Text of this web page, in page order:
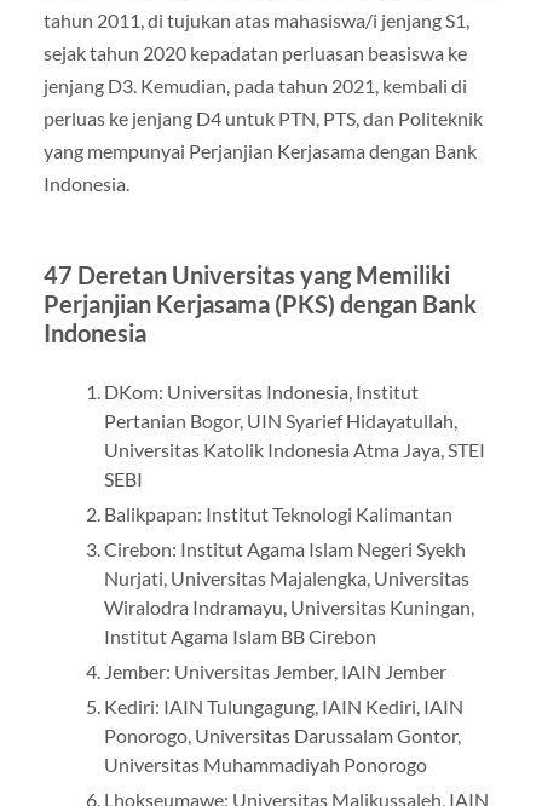
tahun 2011, di tujukan atas mahasiswa/i jenjang S1,
sejak tahun 2020 kepadatan perluasan beasiswa ke
jenjang D3. Kemudian, pada tahun 2021, kembali di
perluas ke jenjang D4 untuk PTN, PTS, dan Politeknik
yang mempunyai Perjanjian Kerjasama dengan Bank
Indonesia.
47 Deretan Universitas yang Memiliki
Perjanjian Kerjasama (PKS) dengan Bank
Indonesia
DKom: Universitas Indonesia, Institut
Pertanian Bogor, UIN Syarief Hidayatullah,
Universitas Katolik Indonesia Atma Jaya, STEI
SEBI
Balikpapan: Institut Teknologi Kalimantan
Cirebon: Institut Agama Islam Negeri Syekh
Nurjati, Universitas Majalengka, Universitas
Wiralodra Indramayu, Universitas Kuningan,
Institut Agama Islam BB Cirebon
Jember: Universitas Jember, IAIN Jember
Kediri: IAIN Tulungagung, IAIN Kediri, IAIN
Ponorogo, Universitas Darussalam Gontor,
Universitas Muhammadiyah Ponorogo
Lhokseumawe: Universitas Malikussaleh, IAIN